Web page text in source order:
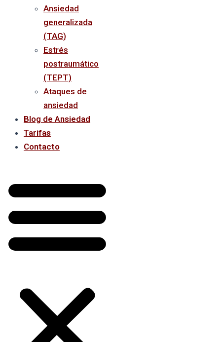
Ansiedad
generalizada
(TAG)
Estrés
postraumático
(TEPT)
Ataques de
ansiedad
Blog de Ansiedad
Tarifas
Contacto